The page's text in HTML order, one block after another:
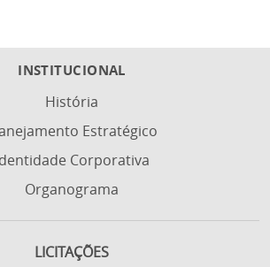
INSTITUCIONAL
História
Estratégico
Corporativa
Organograma
LICITAÇÕES